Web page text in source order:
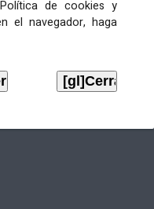
de cookies y
el navegador, haga